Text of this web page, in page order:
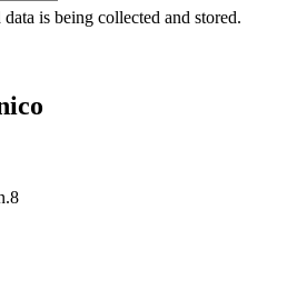
is being collected and stored.